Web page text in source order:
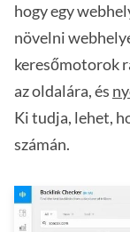
hogy egy
növelni
keresőmotorok
az oldalára, és
Ki tudja, lehet,
számán.